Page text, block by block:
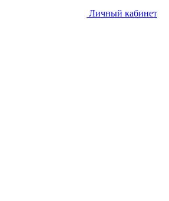
Личный кабинет